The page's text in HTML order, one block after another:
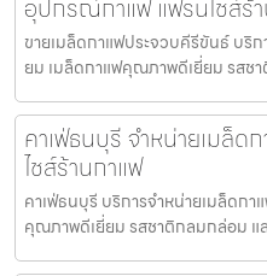
อุปกรณ์กาแฟ แฟรนไชส์ร้
ขายเมล็ดกาแฟประจวบคีรีขันธ์ บริ
ยม เมล็ดกาแฟคุณภาพดีเยี่ยม รสช
คาเฟ่ธนบุรี จำหน่ายเมล็
ไชส์ร้านกาแฟ
คาเฟ่ธนบุรี บริการจำหน่ายเมล็ดก
คุณภาพดีเยี่ยม รสชาติกลมกล่อม แ